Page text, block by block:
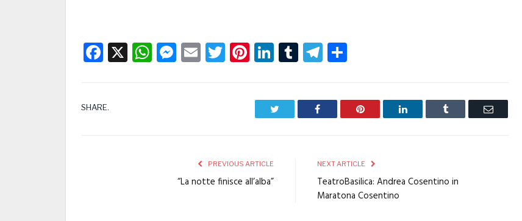
Facebook
X WhatsApp
Messenger
EmailTwitter
Pinterest
LinkedIn
TumblrTelegram
SHARE. Facebook Pinterest LinkedIn Tumblr Email
PREVIOUS ARTICLE
“La notte finisce all’alba”
NEXT ARTICLE
TeatroBasilica: Andrea Cosentino in
Maratona Cosentino